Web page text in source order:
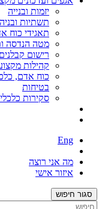
יזמות ובנייה
תשתיות
תאגידי כוח
מטה הנדסה
רישום
קהילות
כוח אדם,
בטיחות
סקירות
Eng
מה אני רוצה
איזור אישי
סגור חיפוש